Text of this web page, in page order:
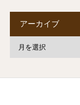
アーカイブ